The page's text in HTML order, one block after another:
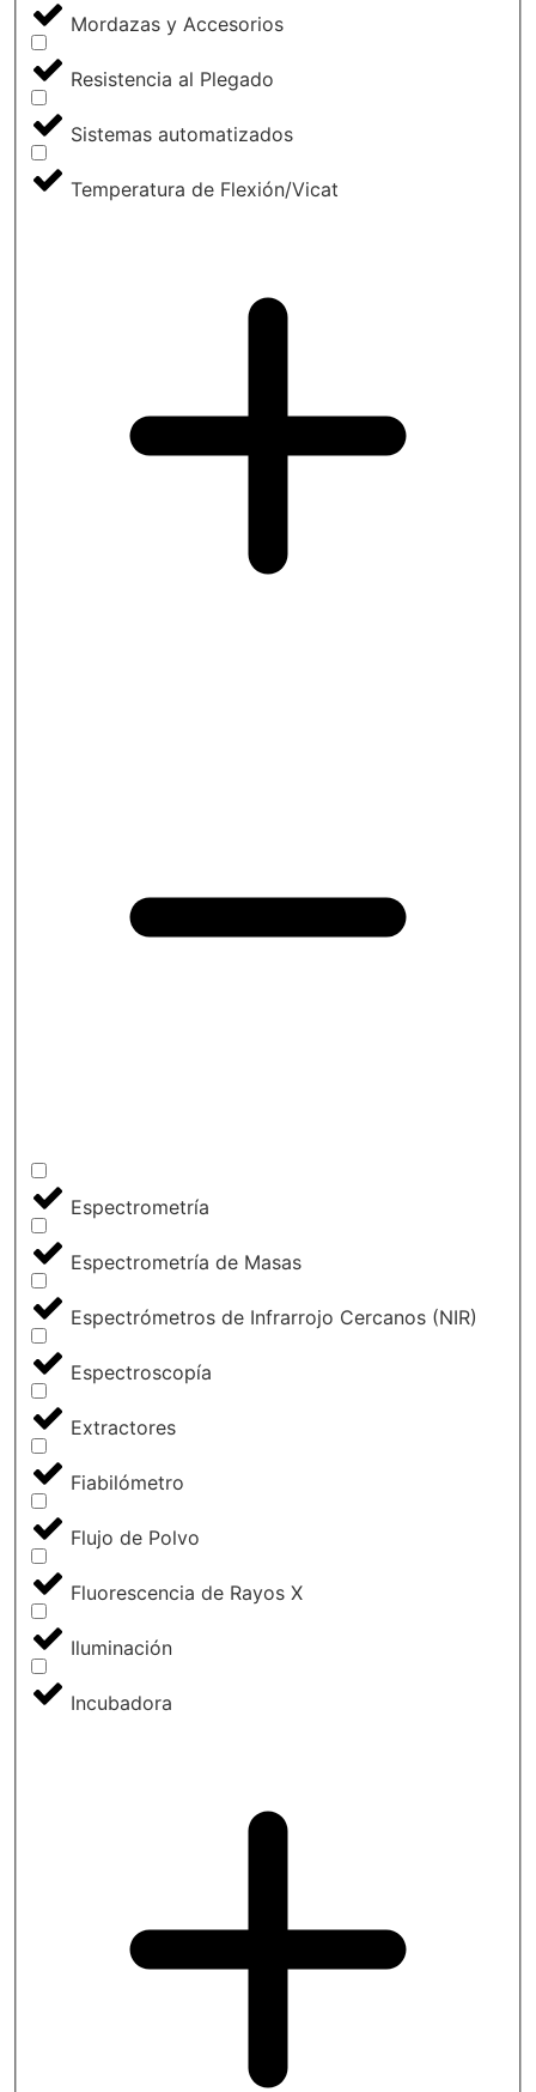
Mordazas y Accesorios
Resistencia al Plegado
Sistemas automatizados
Temperatura de Flexión/Vicat
Espectrometría
Espectrometría de Masas
Espectrómetros de Infrarrojo Cercanos (NIR)
Espectroscopía
Extractores
Fiabilómetro
Flujo de Polvo
Fluorescencia de Rayos X
Iluminación
Incubadora